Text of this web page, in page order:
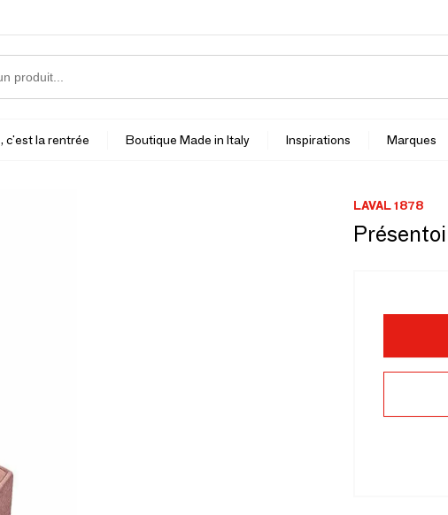
c'est la rentrée Boutique Made in Italy Inspirations Marques
LAVAL 1878